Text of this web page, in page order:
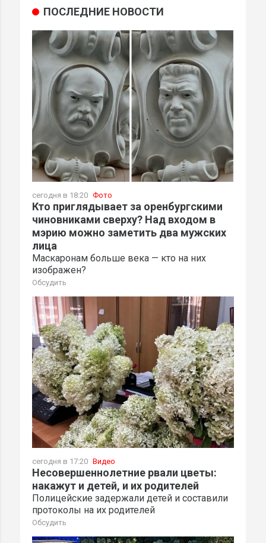
ПОСЛЕДНИЕ НОВОСТИ
сегодня в 18:20 Фото
Кто приглядывает за оренбургскими
чиновниками сверху? Над входом в
мэрию можно заметить два мужских
лица
Маскаронам больше века — кто на них
изображен?
Обсудить
сегодня в 17:20 Видео
Несовершеннолетние рвали цветы:
накажут и детей, и их родителей
Полицейские задержали детей и составили
протоколы на их родителей
Обсудить